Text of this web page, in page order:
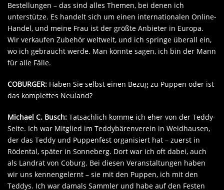
Bestellungen – das sind alles Themen, bei denen ich
unterstütze. Es handelt sich um einen internationalen Online-
Handel, und meine Frau ist der größte Anbieter in Europa.
Wir verkaufen Zubehör weltweit, und ich springe überall ein,
wo ich gebraucht werde. Man könnte sagen, ich bin der Mann
für alle Fälle.
COBURGER: Haben Sie selbst einen Bezug zu Puppen oder ist
das komplettes Neuland?
Michael C. Busch: Tatsächlich komme ich eher von der Teddy-
Seite. Ich war Mitglied im Teddybärenverein in Weidhausen,
der das Teddy und Puppenfest organisiert hat – zuerst in
Rödental, später in Sonneberg. Dort war ich oft dabei, auch
als Landrat von Coburg. Bei diesen Veranstaltungen haben
wir uns kennengelernt – sie mit den Puppen, ich mit den
Teddys. Ich war damals Sammler und habe auf den Festen